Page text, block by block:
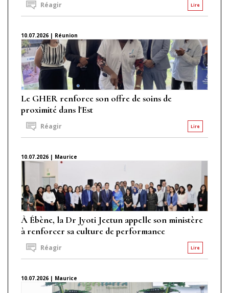
Lire
Réagir
10.07.2026 | Réunion
Le GHER renforce son offre de soins de
proximité dans l'Est
Lire
Réagir
10.07.2026 | Maurice
À Ébène, la Dr Jyoti Jeetun appelle son ministère
à renforcer sa culture de performance
Lire
Réagir
10.07.2026 | Maurice